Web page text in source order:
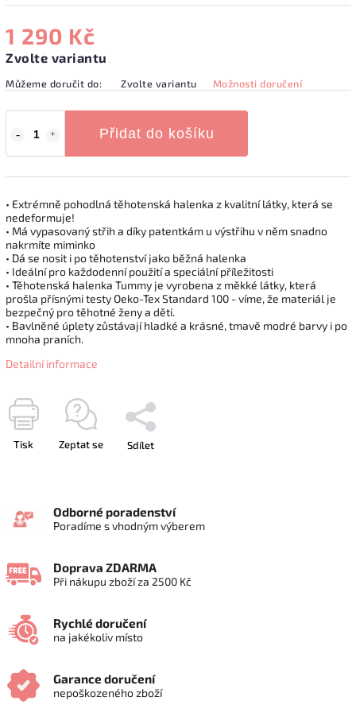
1 290 Kč
Zvolte variantu
Můžeme doručit do: Zvolte variantu Možnosti doručení
Přidat do košíku
• Extrémně pohodlná těhotenská halenka z kvalitní látky, která se
nedeformuje!
• Má vypasovaný střih a díky patentkám u výstřihu v něm snadno
nakrmíte miminko
• Dá se nosit i po těhotenství jako běžná halenka
• Ideální pro každodenní použití a speciální příležitosti
• Těhotenská halenka Tummy je vyrobena z měkké látky, která
prošla přísnými testy Oeko-Tex Standard 100 - víme, že materiál je
bezpečný pro těhotné ženy a děti.
• Bavlněné úplety zůstávají hladké a krásné, tmavě modré barvy i po
mnoha praních.
Detailní informace
Tisk Zeptat se Sdílet
Odborné poradenství
Poradíme s vhodným výberem
Doprava ZDARMA
Při nákupu zboží za 2500 Kč
Rychlé doručení
na jakékoliv místo
Garance doručení
nepoškozeného zboží